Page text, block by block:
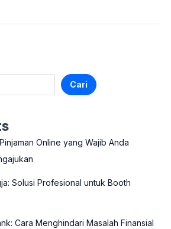
Cari
Online yang Wajib Anda
Solusi Profesional untuk Booth
Cara Menghindari Masalah Finansial